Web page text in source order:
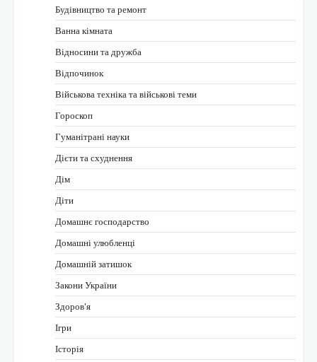
Будівництво та ремонт
Ванна кімната
Відносини та дружба
Відпочинок
Військова техніка та військові теми
Гороскоп
Гуманітрані науки
Дієти та схуднення
Дім
Діти
Домашнє господарство
Домашні улюбленці
Домашній затишок
Закони України
Здоров'я
Ігри
Історія